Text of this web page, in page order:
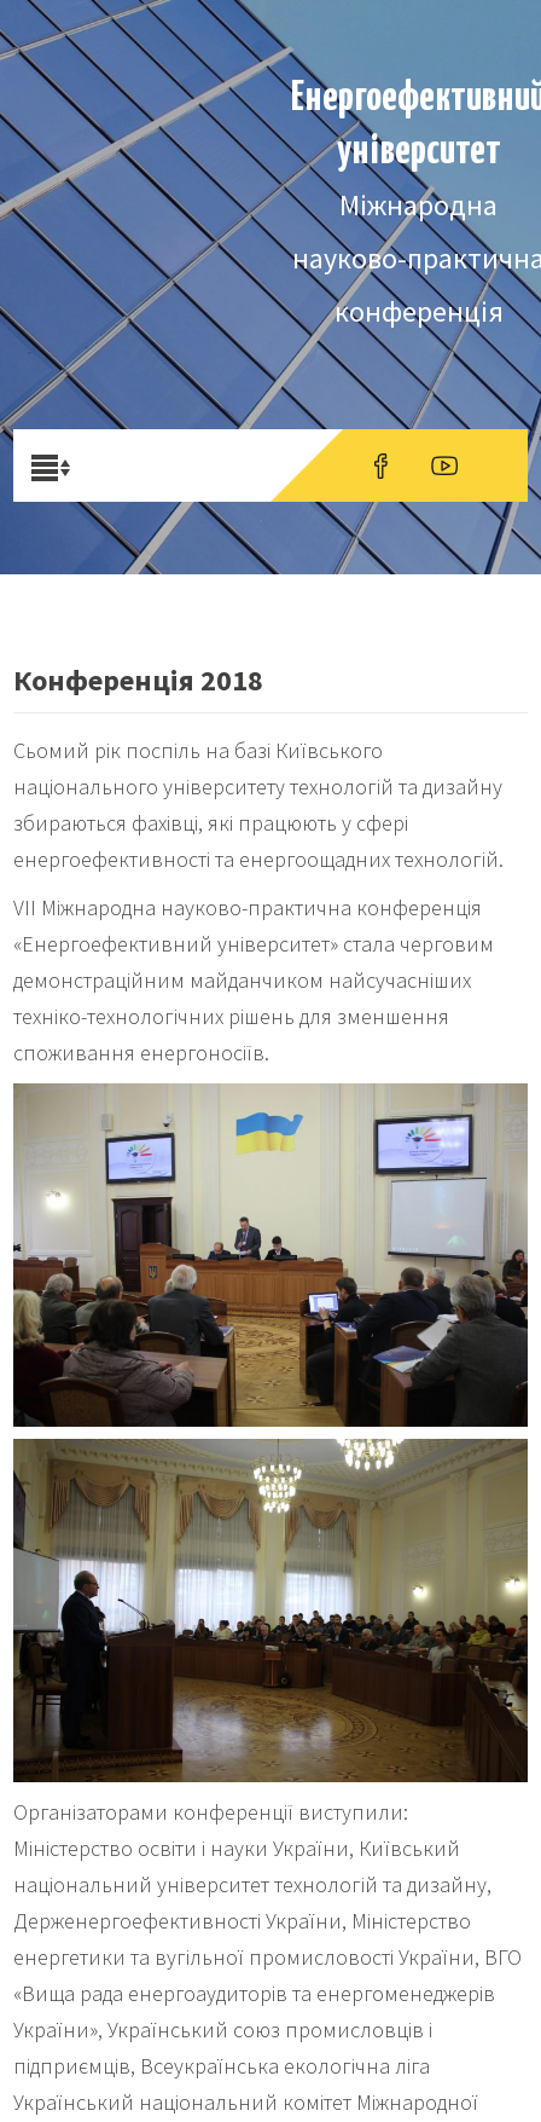
університет
Міжнародна
науково-
конференція
Конференція 2018
Сьомий рік поспіль на базі Київського
національного університету технологій та дизайну
збираються фахівці, які працюють у сфері
енергоефективності та енергоощадних технологій.
VІI Міжнародна науково-практична конференція
«Енергоефективний університет» стала черговим
демонстраційним майданчиком найсучасніших
техніко-технологічних рішень для зменшення
споживання енергоносіїв.
Організаторами конференції виступили:
Міністерство освіти і науки України, Київський
національний університет технологій та дизайну,
Держенергоефективності України, Міністерство
енергетики та вугільної промисловості України, ВГО
«Вища рада енергоаудиторів та енергоменеджерів
України», Український союз промисловців і
підприємців, Всеукраїнська екологічна ліга
Український національний комітет Міжнародної